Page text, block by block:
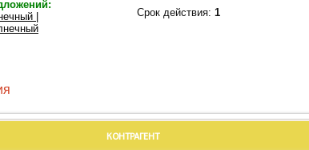
|
Срок действия: 1
КОНТРАГЕНТ